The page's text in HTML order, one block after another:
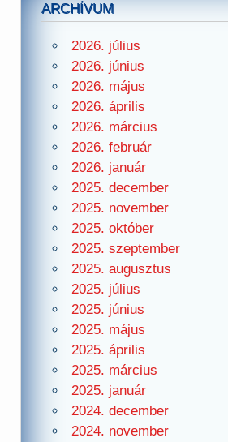
ARCHÍVUM
2026. július
2026. június
2026. május
2026. április
2026. március
2026. február
2026. január
2025. december
2025. november
2025. október
2025. szeptember
2025. augusztus
2025. július
2025. június
2025. május
2025. április
2025. március
2025. január
2024. december
2024. november